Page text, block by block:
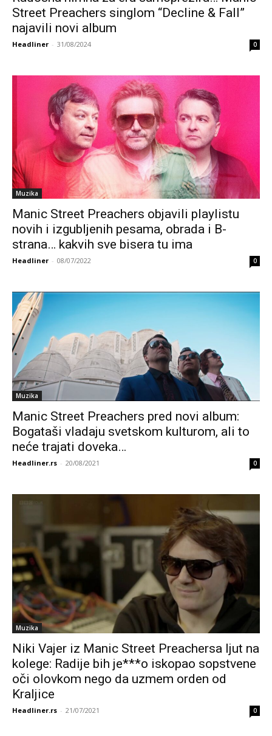
Street Preachers singlom “Decline & Fall”
najavili novi album
Headliner - 31/08/2024 0
Muzika
Manic Street Preachers objavili playlistu
novih i izgubljenih pesama, obrada i B-
strana… kakvih sve bisera tu ima
Headliner - 08/07/2022 0
Muzika
Manic Street Preachers pred novi album:
Bogataši vladaju svetskom kulturom, ali to
neće trajati doveka…
Headliner.rs - 20/08/2021 0
Muzika
Niki Vajer iz Manic Street Preachersa ljut na
kolege: Radije bih je***o iskopao sopstvene
oči olovkom nego da uzmem orden od
Kraljice
Headliner.rs - 21/07/2021 0